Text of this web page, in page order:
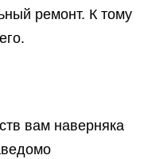
ремонт. К тому
вам наверняка